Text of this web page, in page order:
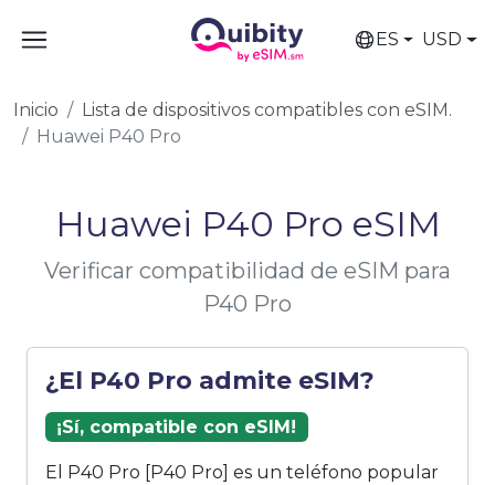
ES USD
Inicio
Lista de dispositivos compatibles con eSIM.
Huawei P40 Pro
Huawei P40 Pro eSIM
Verificar compatibilidad de eSIM para
P40 Pro
¿El P40 Pro admite eSIM?
¡Sí, compatible con eSIM!
El P40 Pro [P40 Pro] es un teléfono popular